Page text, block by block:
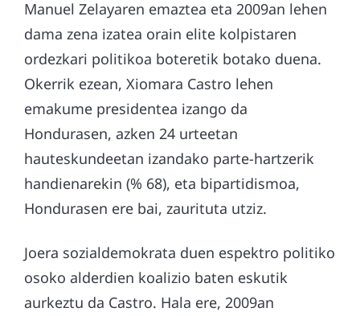
Manuel Zelayaren emaztea eta 2009an lehen
dama zena izatea orain elite kolpistaren
ordezkari politikoa boteretik botako duena.
Okerrik ezean, Xiomara Castro lehen
emakume presidentea izango da
Hondurasen, azken 24 urteetan
hauteskundeetan izandako parte-hartzerik
handienarekin (% 68), eta bipartidismoa,
Hondurasen ere bai, zaurituta utziz.
Joera sozialdemokrata duen espektro politiko
osoko alderdien koalizio baten eskutik
aurkeztu da Castro. Hala ere, 2009an